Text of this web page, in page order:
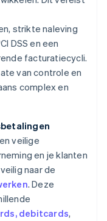
strikte naleving
DSS en een
facturatiecycli.
van controle en
complex en
veilige
en je klanten
naar de
. Deze
debitcards,